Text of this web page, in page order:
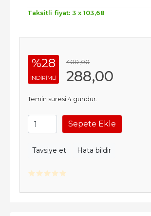
Taksitli fiyat: 3 x 103,68
%28
INDIRIMLI
400,00
288,00
Temin süresi 4 gündür.
Sepete Ekle
Tavsiye et Hata bildir